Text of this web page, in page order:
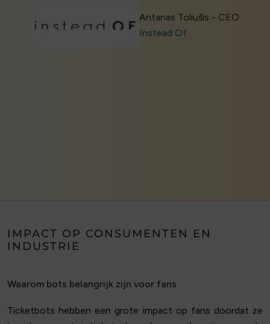
Antanas Toliušis - CEO
Instead Of
IMPACT OP CONSUMENTEN EN
INDUSTRIE
Waarom bots belangrijk zijn voor fans
Ticketbots hebben een grote impact op fans doordat ze